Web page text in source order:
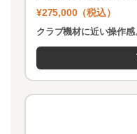
¥275,000（税込）
クラブ機材に近い操作感